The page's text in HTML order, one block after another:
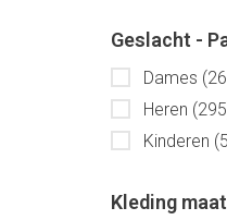
Geslacht -
Dames
Heren
Kinderen
Kleding maat